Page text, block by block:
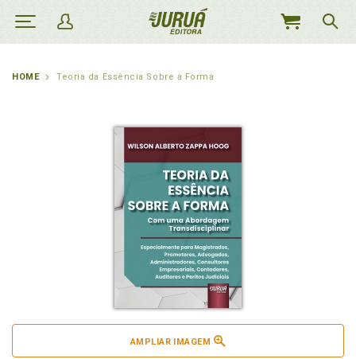
MEU
HOME Teoria da Essência Sobre a Forma
AMPLIAR IMAGEM